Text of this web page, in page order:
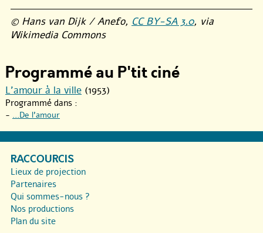
© Hans van Dijk / Anefo, CC BY-SA 3.0, via
Wikimedia Commons
Programmé au P'tit ciné
L’amour à la ville (1953)
Programmé dans :
- ...De l’amour
RACCOURCIS
Lieux de projection
Partenaires
Qui sommes-nous ?
Nos productions
Plan du site